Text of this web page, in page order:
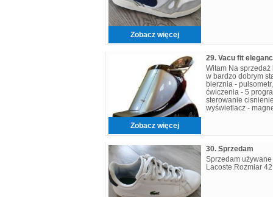
Zobacz więcej
Zobacz więcej
29. Vacu fit
Witam Na
w bardzo dobrym
bierznia -
ćwiczenia - 5
sterowanie
wyświetlacz -
30. Sprzedam
Sprzedam
Lacoste.Rozmiar